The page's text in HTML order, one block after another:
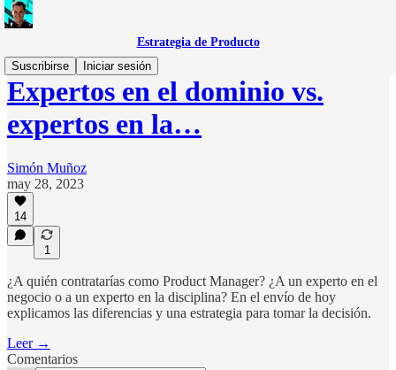
Estrategia de Producto
Suscribirse
Iniciar sesión
Expertos en el dominio vs.
expertos en la…
Simón Muñoz
may 28, 2023
14
1
¿A quién contratarías como Product Manager? ¿A un experto en el
negocio o a un experto en la disciplina? En el envío de hoy
explicamos las diferencias y una estrategia para tomar la decisión.
Leer →
Comentarios